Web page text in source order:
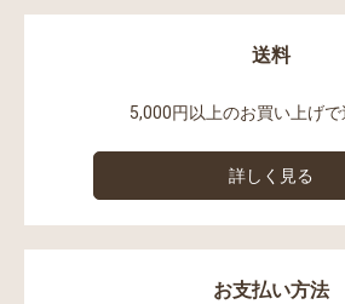
送料
5,000円以上のお買い上げで
詳しく見る
お支払い方法